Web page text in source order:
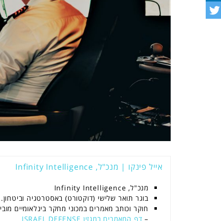
אייל פינקו | מנכ"ל, Infinity Intelligence
מנכ"ל, Infinity Intelligence
בוגר תואר שלישי (דוקטורט) באסטרטגיה וביטחון.
חוקר וכותב מאמרים במכוני מחקר בינלאומיים
– דף המאמרים במגזין ISRAEL DEFENSE